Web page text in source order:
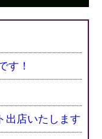
す！
店いたします